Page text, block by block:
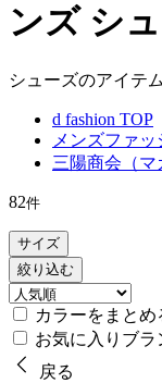
ンズ シ
シューズのアイテ
d fashion TOP
メンズファッ
三陽商会（マ
82件
サイズ
絞り込む
カラーをまとめ
お気に入りブラ
戻る